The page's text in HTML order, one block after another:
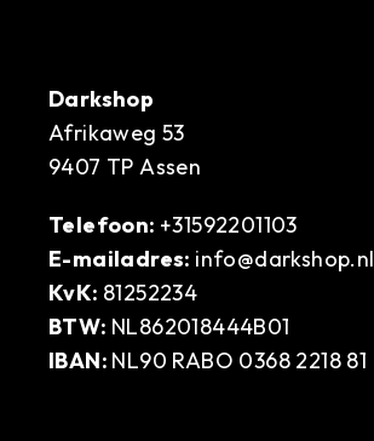
Darkshop
Afrikaweg 53
9407 TP Assen
Telefoon: +31592201103
E-mailadres: info@darkshop.nl
KvK: 81252234
BTW: NL862018444B01
IBAN: NL90 RABO 0368 2218 81